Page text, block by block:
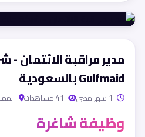
مدير مراقبة الائتمان
Gulfmaid بالسعودية
وظيفة شاغرة